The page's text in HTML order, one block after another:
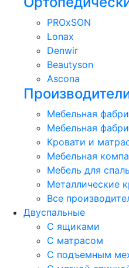
PROxSON
Lonax
Denwir
Beautyson
Ascona
Мебельная
Мебельная
Кровати и
Мебельная
Мебель для
Металлические
Все
Двуспальные
С ящиками
С матрасом
С подъемным